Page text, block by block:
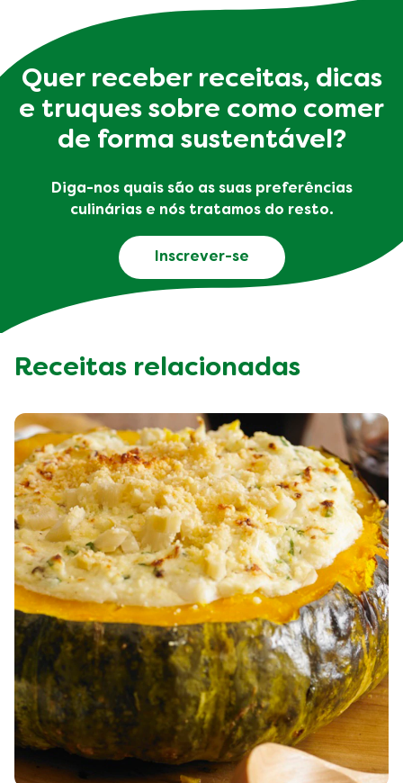
Quer receber receitas, dicas
e truques sobre como comer
de forma sustentável?
Diga-nos quais são as suas preferências
culinárias e nós tratamos do resto.
Inscrever-se
Receitas relacionadas